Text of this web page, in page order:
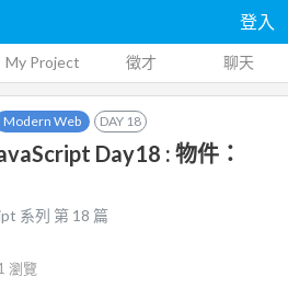
登入
My Project 徵才 聊天
Modern Web DAY 18
Day18 : 物件：
系列 第 18 篇
瀏覽